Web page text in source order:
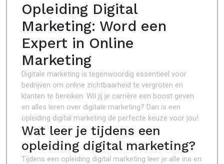
Opleiding Digital
Marketing: Word een
Expert in Online
Marketing
Digitale marketing is tegenwoordig essentieel voor
bedrijven om online zichtbaarheid te vergroten en
klanten te bereiken. Wil jij je carrière een boost geven
en alles leren over digitale marketing? Dan is een
opleiding digital marketing de perfecte keuze voor jou!
Wat leer je tijdens een
opleiding digital marketing?
Tijdens een opleiding digital marketing leer je alle ins en